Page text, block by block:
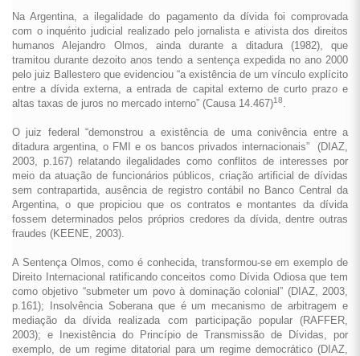
Na Argentina, a ilegalidade do pagamento da dívida foi comprovada
com o inquérito judicial realizado pelo jornalista e ativista dos direitos
humanos Alejandro Olmos, ainda durante a ditadura (1982), que
tramitou durante dezoito anos tendo a sentença expedida no ano 2000
pelo juiz Ballestero que evidenciou “a existência de um vínculo explícito
entre a dívida externa, a entrada de capital externo de curto prazo e
altas taxas de juros no mercado interno” (Causa 14.467)18
O juiz federal “demonstrou a existência de uma conivência entre a
ditadura argentina, o FMI e os bancos privados internacionais” (DIAZ,
2003, p.167) relatando ilegalidades como conflitos de interesses por
meio da atuação de funcionários públicos, criação artificial de dívidas
sem contrapartida, ausência de registro contábil no Banco Central da
Argentina, o que propiciou que os contratos e montantes da dívida
fossem determinados pelos próprios credores da dívida, dentre outras
fraudes (KEENE, 2003).
A Sentença Olmos, como é conhecida, transformou-se em exemplo de
Direito Internacional ratificando conceitos como Dívida Odiosa que tem
como objetivo “submeter um povo à dominação colonial” (DIAZ, 2003,
p.161); Insolvência Soberana que é um mecanismo de arbitragem e
mediação da dívida realizada com participação popular (RAFFER,
2003); e Inexistência do Princípio de Transmissão de Dívidas, por
exemplo, de um regime ditatorial para um regime democrático (DIAZ,